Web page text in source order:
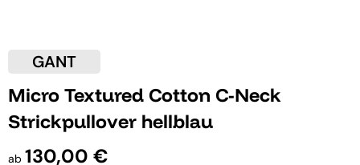
GANT
Micro Textured Cotton C-Neck
Strickpullover hellblau
ab 130,00 €